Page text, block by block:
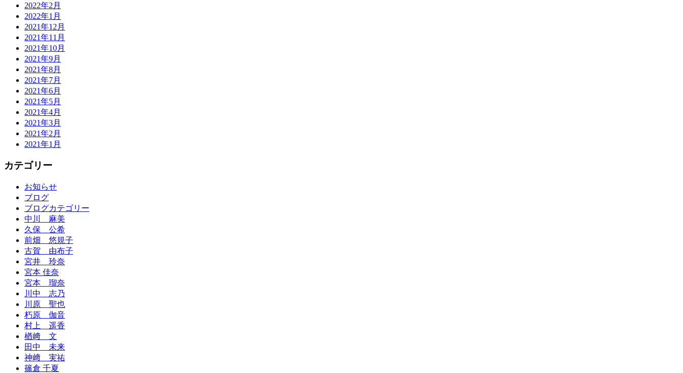
2022年2月
2022年1月
2021年12月
2021年11月
2021年10月
2021年9月
2021年8月
2021年7月
2021年6月
2021年5月
2021年4月
2021年3月
2021年2月
2021年1月
カテゴリー
お知らせ
ブログ
ブログカテゴリー
中川 麻美
久保 公希
前畑 悠規子
古賀 由布子
宮井 玲奈
宮本 佳奈
宮本 瑠奈
川中 志乃
川原 聖也
朽原 伽音
村上 遥香
楢﨑 文
田中 未来
神﨑 実祐
篠倉 千夏